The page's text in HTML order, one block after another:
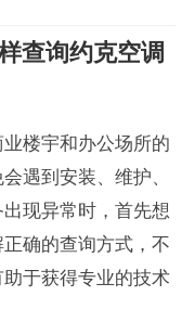
查询约克空调
楼宇和办公场所的
遇到安装、维护、
现异常时，首先想
确的查询方式，不
于获得专业的技术